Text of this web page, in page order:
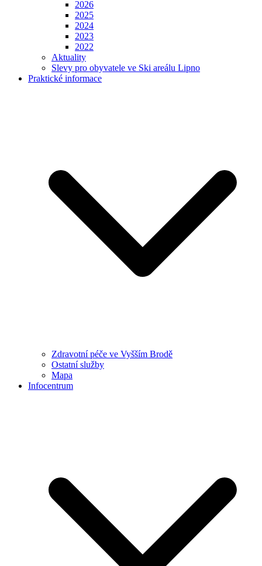
2026
2025
2024
2023
2022
Aktuality
Slevy pro obyvatele ve Ski areálu Lipno
Praktické informace
Zdravotní péče ve Vyšším Brodě
Ostatní služby
Mapa
Infocentrum